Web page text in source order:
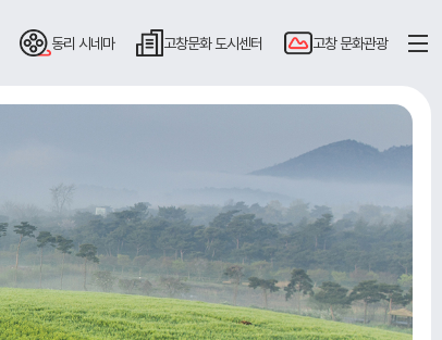
동리 시네마 고창문화도시센터 고창문화관광